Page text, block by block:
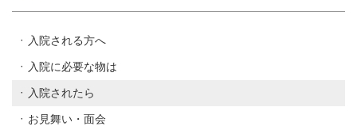
入院される方へ
入院に必要な物は
入院されたら
お見舞い・面会